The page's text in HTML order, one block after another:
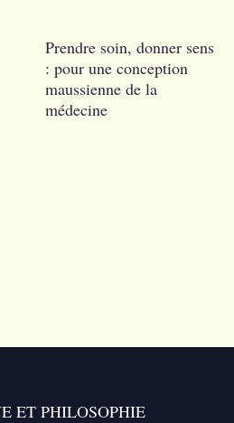
Prendre soin, donner sens
: pour une conception
maussienne de la
médecine
ET PHILOSOPHIE